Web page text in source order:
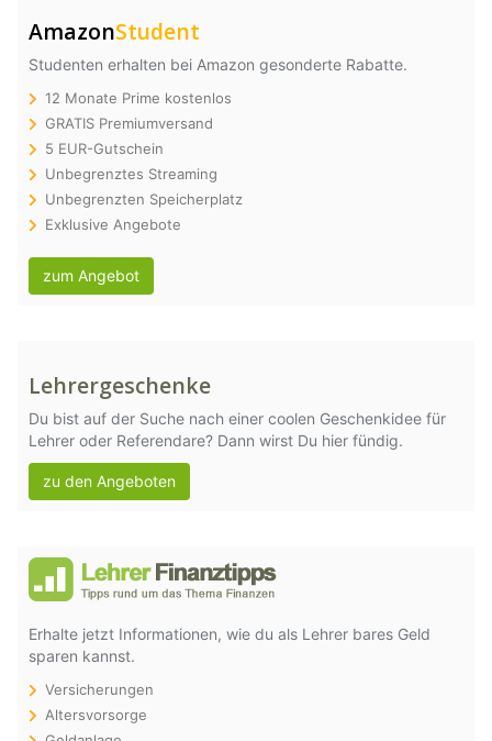
AmazonStudent
Studenten erhalten bei Amazon gesonderte Rabatte.
12 Monate Prime kostenlos
GRATIS Premiumversand
5 EUR-Gutschein
Unbegrenztes Streaming
Unbegrenzten Speicherplatz
Exklusive Angebote
zum Angebot
Lehrergeschenke
Du bist auf der Suche nach einer coolen Geschenkidee für
Lehrer oder Referendare? Dann wirst Du hier fündig.
zu den Angeboten
Erhalte jetzt Informationen, wie du als Lehrer bares Geld
sparen kannst.
Versicherungen
Altersvorsorge